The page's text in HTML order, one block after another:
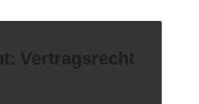
Vertragsrecht